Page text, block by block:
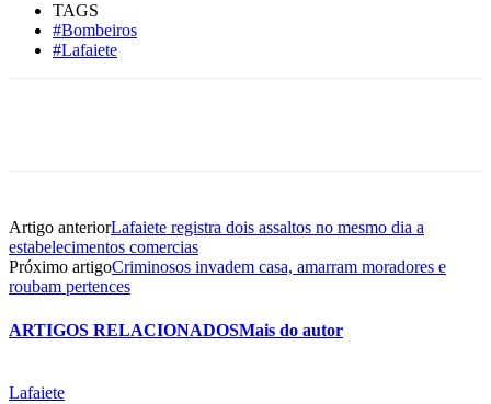
TAGS
#Bombeiros
#Lafaiete
Artigo anteriorLafaiete registra dois assaltos no mesmo dia a
estabelecimentos comercias
Próximo artigoCriminosos invadem casa, amarram moradores e
roubam pertences
ARTIGOS RELACIONADOSMais do autor
Lafaiete